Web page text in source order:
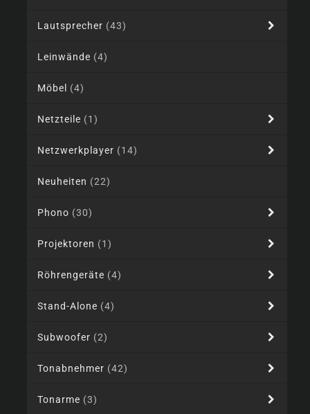
Lautsprecher (43)
Leinwände (4)
Möbel (4)
Netzteile (1)
Netzwerkplayer (14)
Neuheiten (22)
Phono (30)
Projektoren (1)
Röhrengeräte (4)
Stand-Alone (4)
Subwoofer (2)
Tonabnehmer (42)
Tonarme (3)